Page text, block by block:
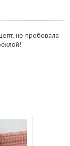
не пробовала